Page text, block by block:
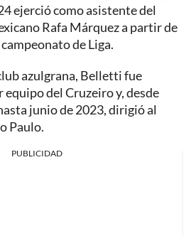
ejerció como asistente del
Rafa Márquez a partir de
de Liga.
azulgrana, Belletti fue
del Cruzeiro y, desde
junio de 2023, dirigió al
Paulo.
PUBLICIDAD